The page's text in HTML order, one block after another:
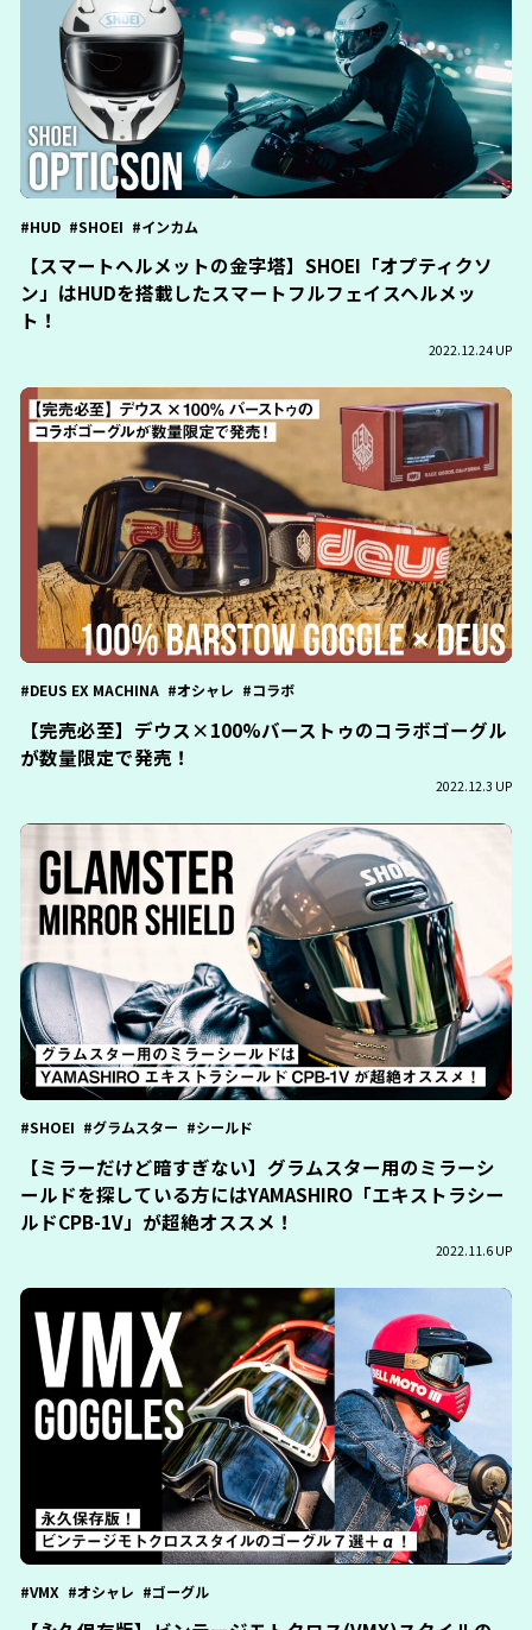
HUD SHOEI インカム
【スマートヘルメットの金字塔】SHOEI「オプティクソ
ン」はHUDを搭載したスマートフルフェイスヘルメッ
ト！
2022.12.24 UP
DEUS EX MACHINA オシャレ コラボ
【完売必至】デウス×100%バーストゥのコラボゴーグル
が数量限定で発売！
2022.12.3 UP
SHOEI グラムスター シールド
【ミラーだけど暗すぎない】グラムスター用のミラーシ
ールドを探している方にはYAMASHIRO「エキストラシー
ルドCPB-1V」が超絶オススメ！
2022.11.6 UP
VMX オシャレ ゴーグル